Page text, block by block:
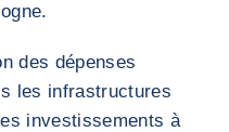
des dépenses
les infrastructures
investissements à